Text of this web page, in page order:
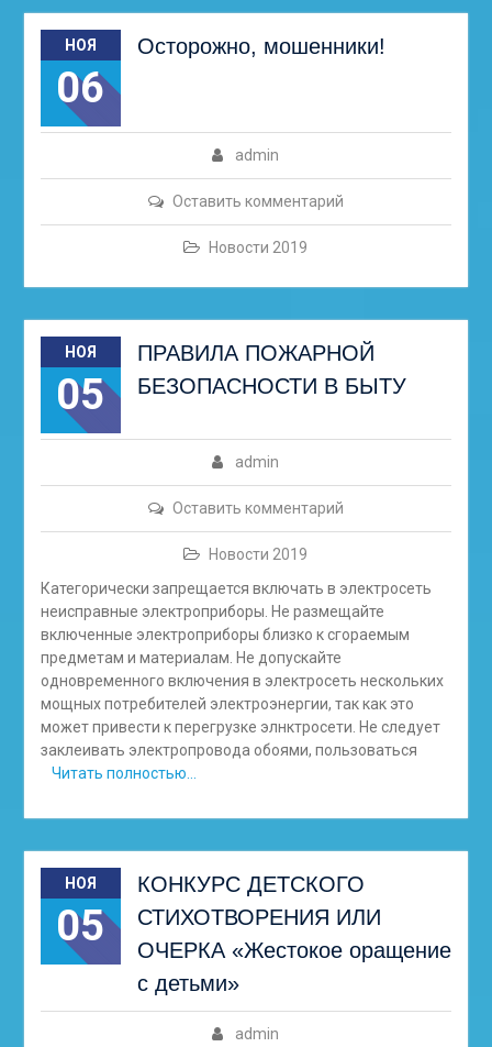
НОЯ
06
Осторожно, мошенники!
admin
Оставить комментарий
Новости 2019
НОЯ
05
ПРАВИЛА ПОЖАРНОЙ
БЕЗОПАСНОСТИ В БЫТУ
admin
Оставить комментарий
Новости 2019
Категорически запрещается включать в электросеть
неисправные электроприборы. Не размещайте
включенные электроприборы близко к сгораемым
предметам и материалам. Не допускайте
одновременного включения в электросеть нескольких
мощных потребителей электроэнергии, так как это
может привести к перегрузке элнктросети. Не следует
заклеивать электропровода обоями, пользоваться
Читать полностью…
НОЯ
05
КОНКУРС ДЕТСКОГО
СТИХОТВОРЕНИЯ ИЛИ
ОЧЕРКА «Жестокое оращение
с детьми»
admin